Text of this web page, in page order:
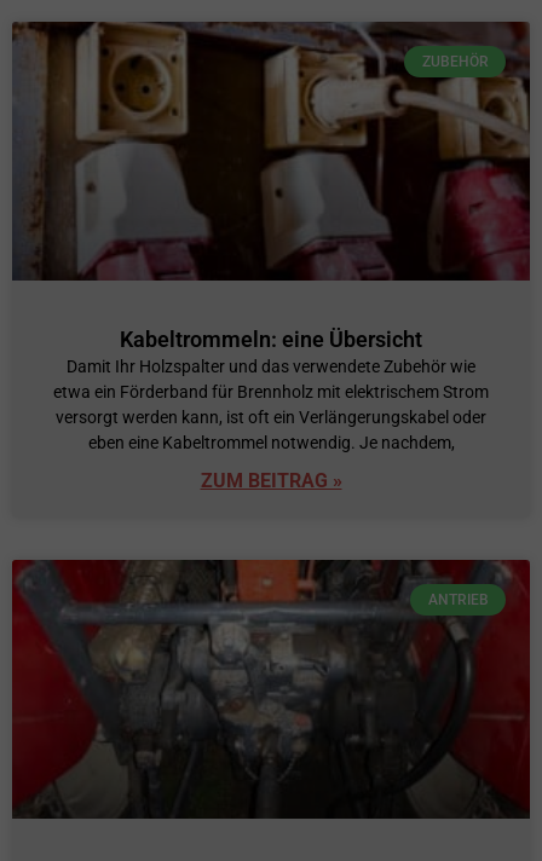
ZUBEHÖR
Kabeltrommeln: eine Übersicht
Damit Ihr Holzspalter und das verwendete Zubehör wie
etwa ein Förderband für Brennholz mit elektrischem Strom
versorgt werden kann, ist oft ein Verlängerungskabel oder
eben eine Kabeltrommel notwendig. Je nachdem,
ZUM BEITRAG »
ANTRIEB